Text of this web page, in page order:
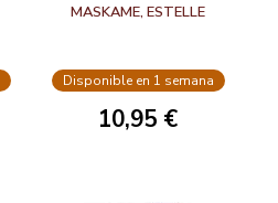
MASKAME, ESTELLE
Disponible en 1 semana
10,95 €